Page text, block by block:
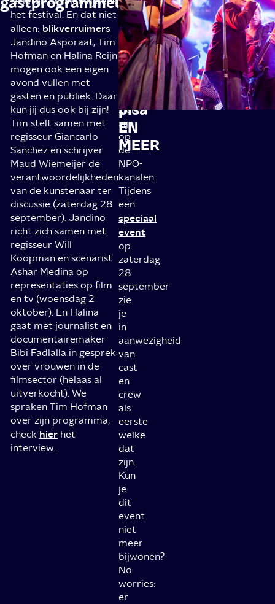
het festival. En dat niet
alleen: blikverruimers
Jandino Asporaat, Tim
Hofman en Halina Reijn
mogen ook een eigen
avond vullen met
gasten en publiek. Daar
kun jij dus ook bij zijn!
Tim stelt samen met
regisseur Giancarlo
Sanchez en schrijver
Maud Wiemeijer de
verantwoordelijkheden
van de kunstenaar ter
discussie (zaterdag 28
september). Jandino
richt zich samen met
regisseur Will
Koopman en scenarist
Ashar Medina op
representaties op film
en tv (woensdag 2
oktober). En Halina
gaat met journalist en
documentairemaker
Bibi Fadlalla in gesprek
over vrouwen in de
filmsector (helaas al
uitverkocht). We
spraken Tim Hofman
over zijn programma;
check hier het
interview.
STANLEY
H.,
de
belofte
van
pisa
EN
MEER
weer
veel
nieuwe
series
en
films
te
zien
zijn
op
de
NPO-
kanalen.
Tijdens
een
speciaal
event
op
zaterdag
28
september
zie
je
in
aanwezigheid
van
cast
en
crew
als
eerste
welke
dat
zijn.
Kun
je
dit
event
niet
meer
bijwonen?
No
worries:
er